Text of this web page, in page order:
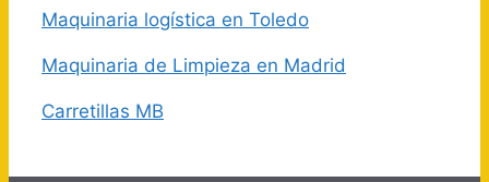
Maquinaria logística en Toledo
Maquinaria de Limpieza en Madrid
Carretillas MB